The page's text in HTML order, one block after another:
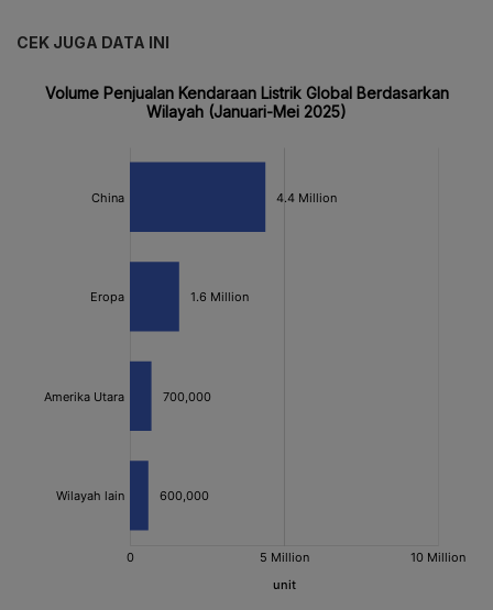
CEK JUGA DATA INI